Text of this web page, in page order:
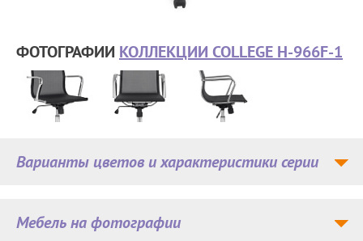
ФОТОГРАФИИ КОЛЛЕКЦИИ COLLEGE H-966F-1
Мебель на фотографии
Варианты цветов и характеристики серии